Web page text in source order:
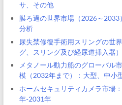
サ、その他
膜ろ過の世界市場（2026～
分析
尿失禁修復手術用スリングの世
グ、スリング及び経尿道挿入器
メタノール動力船のグローバル
模（2032年まで）：大型、中小
ホームセキュリティカメラ市場
年-2031年